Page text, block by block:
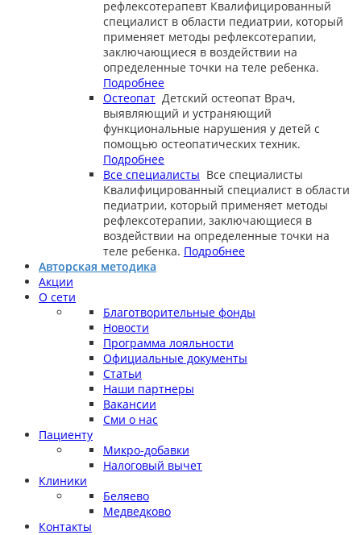
рефлексотерапевт Квалифицированный
специалист в области педиатрии, который
применяет методы рефлексотерапии,
заключающиеся в воздействии на
определенные точки на теле ребенка.
Подробнее
Остеопат Детский остеопат Врач,
выявляющий и устраняющий
функциональные нарушения у детей с
помощью остеопатических техник.
Подробнее
Все специалисты Все специалисты
Квалифицированный специалист в области
педиатрии, который применяет методы
рефлексотерапии, заключающиеся в
воздействии на определенные точки на
теле ребенка. Подробнее
Авторская методика
Акции
О сети
Благотворительные фонды
Новости
Программа лояльности
Официальные документы
Статьи
Наши партнеры
Вакансии
Сми о нас
Пациенту
Микро-добавки
Налоговый вычет
Клиники
Беляево
Медведково
Контакты